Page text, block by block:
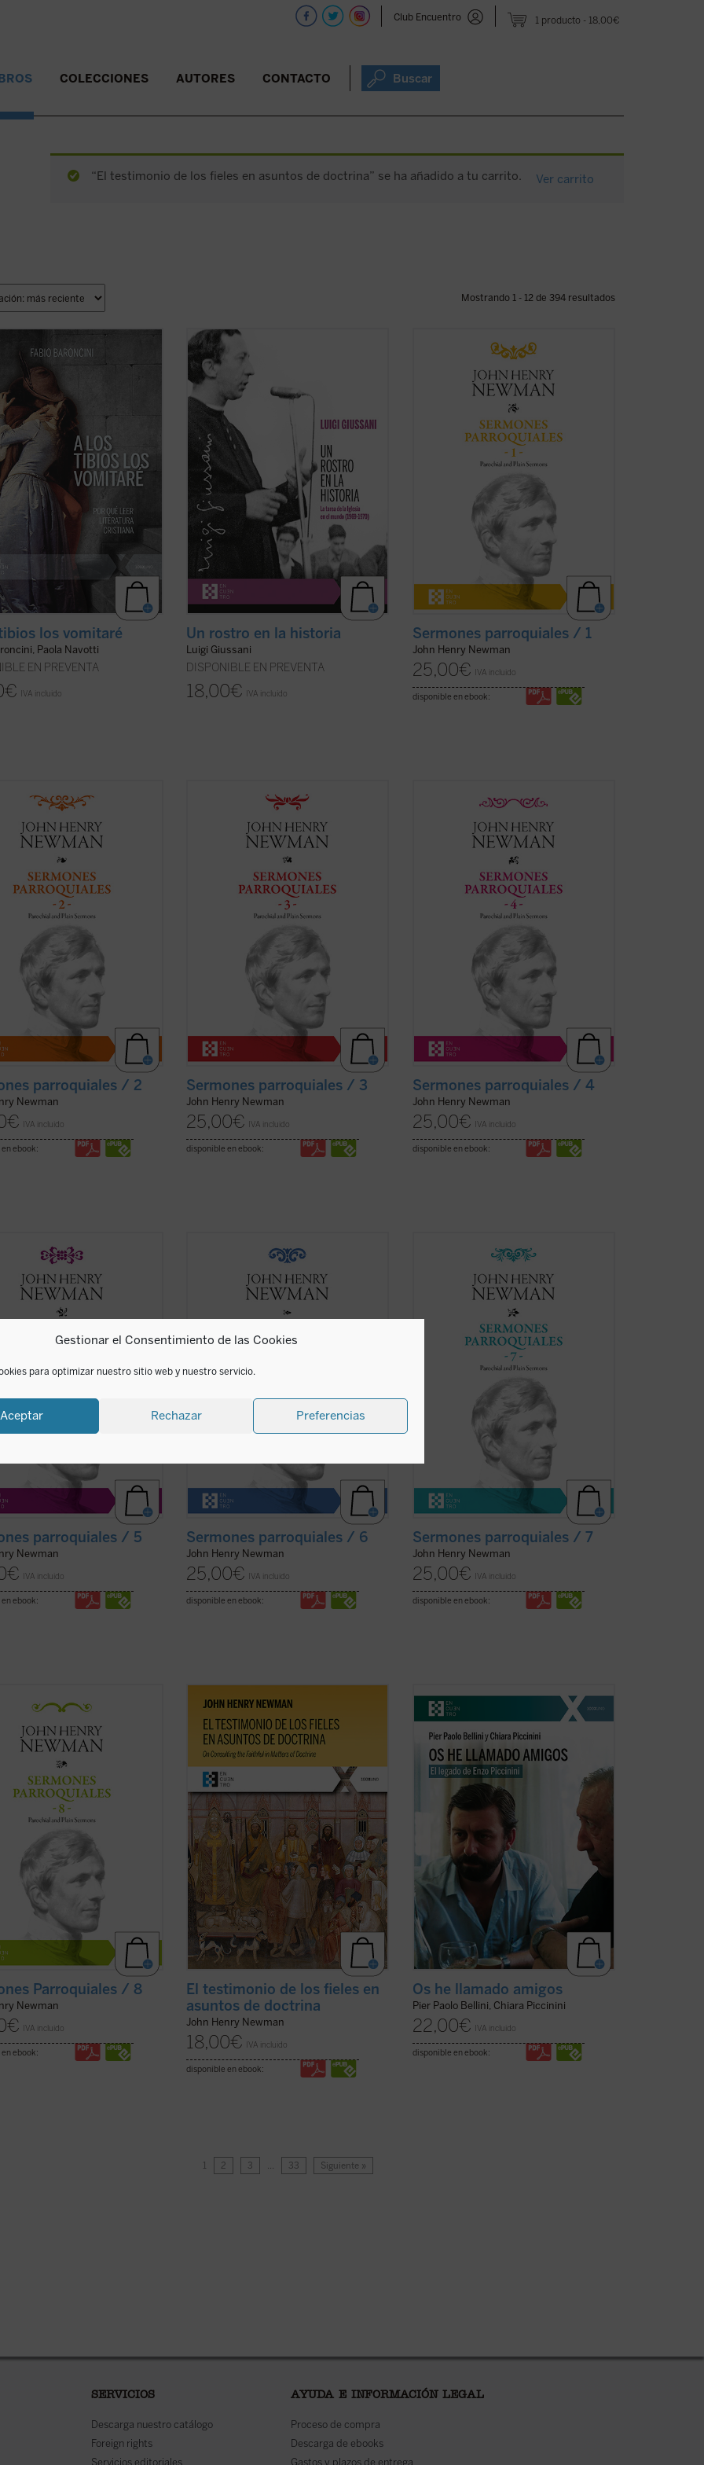
Gestionar el Consentimiento de las Cookies
para optimizar nuestro sitio web y nuestro servicio.
Aceptar Rechazar Preferencias
1 producto 18,00€
Club Encuentro
COLECCIONES AUTORES CONTACTO Buscar
“El testimonio de los fieles en asuntos de doctrina” se ha añadido a tu carrito. Ver carrito
Mostrando 1 - 12 de 394 resultados
trazado por el mismo
en el volumen
Mis lecturas
, este
y sintetiza las introducciones
con las que Baroncini
en los chavales una pasión
y también comunicaba un
de ...
(ver ficha)
los vomitaré
Paola Navotti
EN PREVENTA
€ IVA incluido
En estas conferencias, la voz profética de
Luigi Giussani es capaz de señalar,
incluso en ese momento histórico
convulso entre 1969 y 1970, un camino de
esperanza y verdad para el hombre
contemporáneo.
Un rostro en la historia
es un ...(ver ficha)
Un rostro en la historia
Luigi Giussani
DISPONIBLE EN PREVENTA
18,00€ IVA incluido
Desde su ordenación como pastor
cardenal católico, la figura de Newman
no deja de sorprender por la coherencia
de su trayectoria. En estos
, un clásico de la
espiritualidad cristiana que ...(ver ficha)
Sermones parroquiales / 1
John Henry Newman
25,00€ IVA incluido
disponible en ebook:
treinta y dos sermones, John
su fuerza, frescura y audacia.
en la verdad de su mensaje, que
de Dios; frescura en la
con un lenguaje cercano y
que se aleja del ...(ver ficha)
parroquiales / 2
Newman
€ IVA incluido
ebook:
En este tercer volumen de la serie de los
veinticinco sermones predicados en la
iglesia de Saint Mary's en Oxford. El
genio humano y cristiano de Newman,
que ya era una autoridad no exenta de
polémica en ...(ver ficha)
Sermones parroquiales / 3
John Henry Newman
25,00€ IVA incluido
disponible en ebook:
Entre 1835 y 1838, periodo al que
encontramos en este cuarto volumen de
la serie de los Sermones Parroquiales,
Newman se halla en plena evolución
desde el anglicanismo hacia el
catolicismo. Su batalla contra el ...
Sermones parroquiales / 4
John Henry Newman
25,00€ IVA incluido
disponible en ebook:
sermones de este
fueron predicados en su
en los años 1838-1840. Este
coincide plenamente con las
a Newman a la ...(ver ficha)
parroquiales / 5
Newman
€ IVA incluido
ebook:
Los sermones de esta sexta entrega de
predicados a lo largo de seis años, entre
1836 y el decisivo 1841. La impresión es
que Newman seleccionó con mucho
este volumen. ...(ver ficha)
Sermones parroquiales / 6
John Henry Newman
25,00€ IVA incluido
disponible en ebook:
En 1842, tras la aparición del sexto
terminada la publicación de la serie de
Sermones parroquiales. En esos
momentos se hallaba inmerso en el
dramático proceso interior que
culminaría con su conversión ...(ver ficha)
Sermones parroquiales / 7
John Henry Newman
25,00€ IVA incluido
disponible en ebook:
que en el tomo anterior, los 18
Sermones parroquiales
parte de la primera edición de
a la conversión de Newman
sino que fueron incluidos
(ver ficha)
Parroquiales / 8
Newman
€ IVA incluido
ebook:
El testimonio de los fieles en asuntos de
doctrinaes uno de los textos más
significativos de John Henry Newman en
su etapa católica. Publicado en 1859 en
cuestión decisiva en la vida de la ...(ver
ficha)
El testimonio de los fieles en
asuntos de doctrina
John Henry Newman
18,00€ IVA incluido
disponible en ebook:
¿Quién era Enzo Piccinini, el cirujano que
murió trágicamente en un accidente de
coche en mayo de 1999, amigo de Luigi
Giussani e incansable impulsor de
numerosas iniciativas religiosas, sociales
y culturales en su región de Emilia
Romaña y ...
(ver ficha)
Os he llamado amigos
Pier Paolo Bellini, Chiara Piccinini
22,00€ IVA incluido
disponible en ebook:
1 2 3 … 33 Siguiente »
SERVICIOS
Descarga nuestro catálogo
Foreign rights
Servicios editoriales
AYUDA E INFORMACIÓN LEGAL
Proceso de compra
Descarga de ebooks
Gastos y plazos de entrega